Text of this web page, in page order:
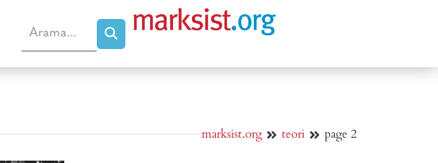
marksist.org teori page 2